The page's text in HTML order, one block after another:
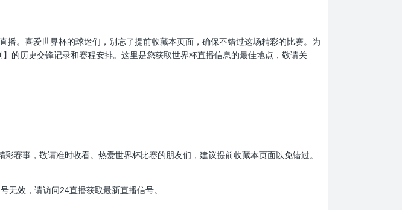
。喜爱世界杯的球迷们，别忘了提前收藏本页面，确保不错过这场精彩的比赛。为
的历史交锋记录和赛程安排。这里是您获取世界杯直播信息的最佳地点，敬请关
赛事，敬请准时收看。热爱世界杯比赛的朋友们，建议提前收藏本页面以免错过。
无效，请访问24直播获取最新直播信号。